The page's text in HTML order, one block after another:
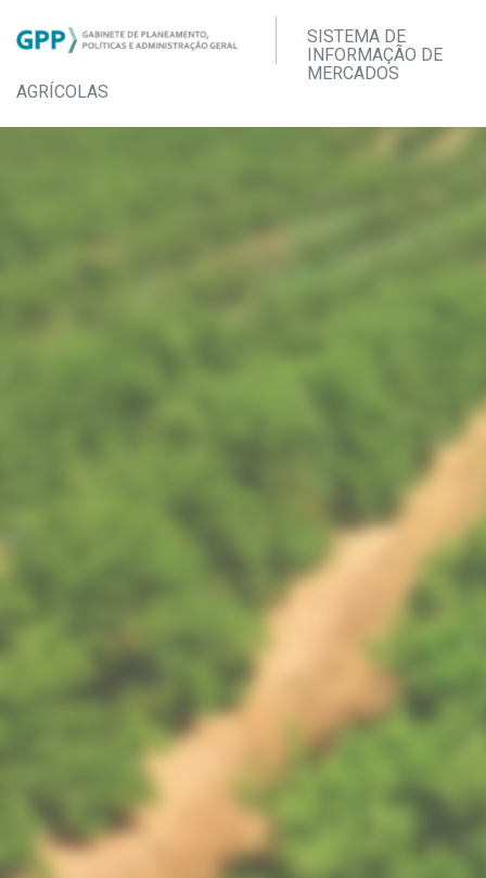
SISTEMA DE
INFORMAÇÃO DE
MERCADOS
AGRÍCOLAS